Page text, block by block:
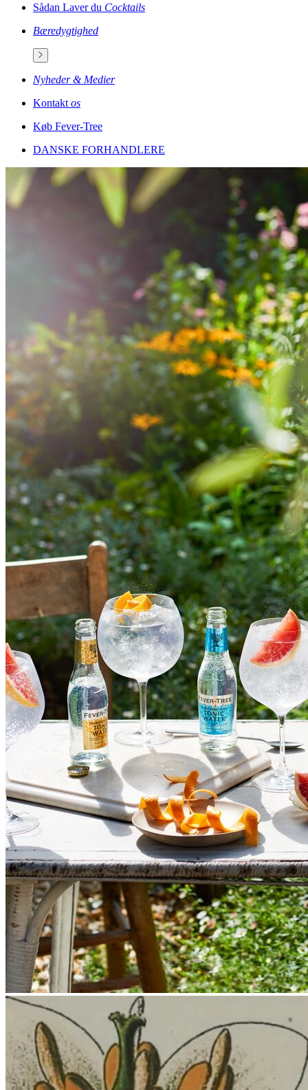
Sådan Laver du Cocktails
Bæredygtighed
Nyheder & Medier
Kontakt os
Køb Fever-Tree
DANSKE FORHANDLERE